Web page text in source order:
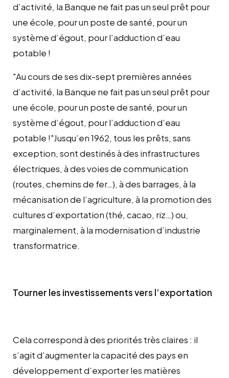
d’activité, la Banque ne fait pas un seul prêt pour
une école, pour un poste de santé, pour un
système d’égout, pour l’adduction d’eau
potable !
Au cours de ses dix-sept premières années
d’activité, la Banque ne fait pas un seul prêt pour
une école, pour un poste de santé, pour un
système d’égout, pour l’adduction d’eau
potable ! Jusqu’en 1962, tous les prêts, sans
exception, sont destinés à des infrastructures
électriques, à des voies de communication
(routes, chemins de fer…), à des barrages, à la
mécanisation de l’agriculture, à la promotion des
cultures d’exportation (thé, cacao, riz…) ou,
marginalement, à la modernisation d’industrie
transformatrice.
Tourner les investissements vers l’exportation
Cela correspond à des priorités très claires : il
s’agit d’augmenter la capacité des pays en
développement d’exporter les matières